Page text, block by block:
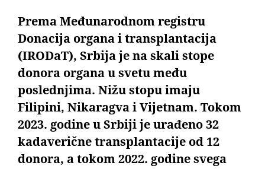
Prema Međunarodnom registru
Donacija organa i transplantacija
(IRODaT), Srbija je na skali stope
donora organa u svetu među
poslednjima. Nižu stopu imaju
Filipini, Nikaragva i Vijetnam. Tokom
2023. godine u Srbiji je urađeno 32
kadaverične transplantacije od 12
donora, a tokom 2022. godine svega